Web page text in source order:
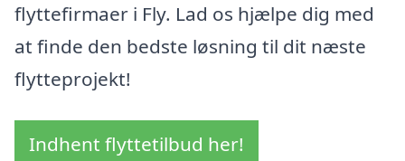
flyttefirmaer i Fly. Lad os hjælpe dig med
at finde den bedste løsning til dit næste
flytteprojekt!
Indhent flyttetilbud her!